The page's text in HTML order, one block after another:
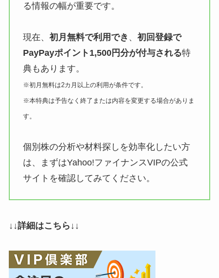
る情報の幅が重要です。
現在、 初月無料で利用でき 、 初回登録で
PayPayポイント1,500円分が付与される特
典もあります。
※初月無料は2カ月以上の利用が条件です。
※本特典は予告なく終了または内容を変更する場合がありま
す。
個別株の分析や材料探しを効率化したい方
は、まずはYahoo!ファイナンスVIPの公式
サイトを確認してみてください。
↓↓詳細はこちら↓↓